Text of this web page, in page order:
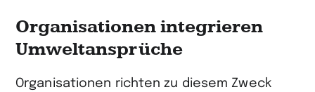
Organisationen integrieren
Umweltansprüche
Organisationen richten zu diesem Zweck